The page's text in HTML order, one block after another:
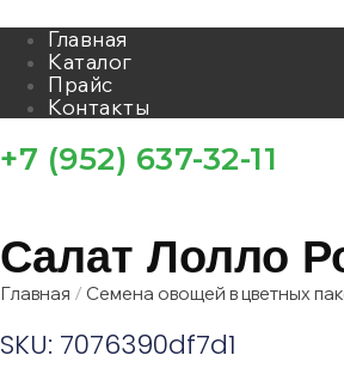
Главная
Каталог
Прайс
Контакты
+7 (952) 637-32-11
Салат Лолло
Главная / Семена овощей в цветных
SKU: 7076390df7d1